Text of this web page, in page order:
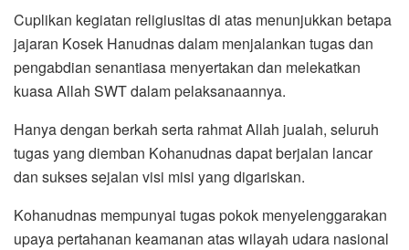
Cuplikan kegiatan religiusitas di atas menunjukkan betapa
jajaran Kosek Hanudnas dalam menjalankan tugas dan
pengabdian senantiasa menyertakan dan melekatkan
kuasa Allah SWT dalam pelaksanaannya.
Hanya dengan berkah serta rahmat Allah jualah, seluruh
tugas yang diemban Kohanudnas dapat berjalan lancar
dan sukses sejalan visi misi yang digariskan.
Kohanudnas mempunyai tugas pokok menyelenggarakan
upaya pertahanan keamanan atas wilayah udara nasional